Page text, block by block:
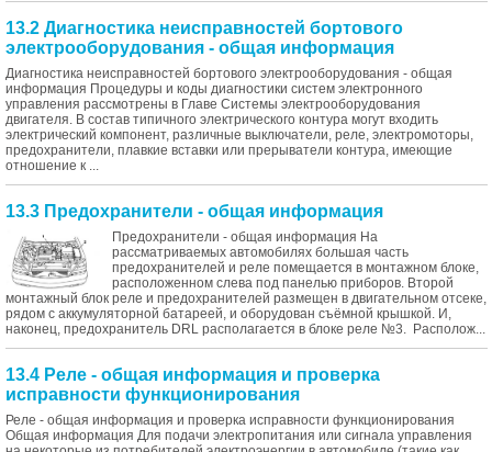
13.2 Диагностика неисправностей бортового
электрооборудования - общая информация
Диагностика неисправностей бортового электрооборудования - общая
информация Процедуры и коды диагностики систем электронного
управления рассмотрены в Главе Системы электрооборудования
двигателя. В состав типичного электрического контура могут входить
электрический компонент, различные выключатели, реле, электромоторы,
предохранители, плавкие вставки или прерыватели контура, имеющие
отношение к ...
13.3 Предохранители - общая информация
Предохранители - общая информация На
рассматриваемых автомобилях большая часть
предохранителей и реле помещается в монтажном блоке,
расположенном слева под панелью приборов. Второй
монтажный блок реле и предохранителей размещен в двигательном отсеке,
рядом с аккумуляторной батареей, и оборудован съёмной крышкой. И,
наконец, предохранитель DRL располагается в блоке реле №3. Располож...
13.4 Реле - общая информация и проверка
исправности функционирования
Реле - общая информация и проверка исправности функционирования
Общая информация Для подачи электропитания или сигнала управления